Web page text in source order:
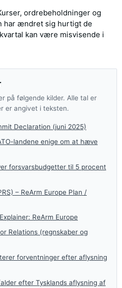
ordrebeholdninger og
har ændret sig hurtigt de
kan være misvisende i
på følgende kilder. Alle tal er
er angivet i teksten.
Declaration (juni 2025)
landene enige om at hæve
forsvarsbudgetter til 5 procent
– ReArm Europe Plan /
ReArm Europe
Relations (regnskaber og
forventninger efter aflysning
efter Tysklands aflysning af